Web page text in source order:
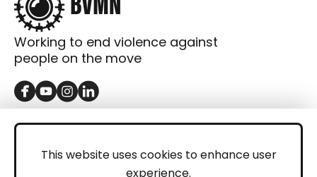
This website uses cookies to enhance user
experience.
Working to end violence against
people on the move
GET IN TOUCH